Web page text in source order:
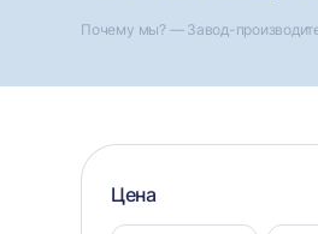
Почему мы? — Завод-
Фильтр
Цена
ПЗО